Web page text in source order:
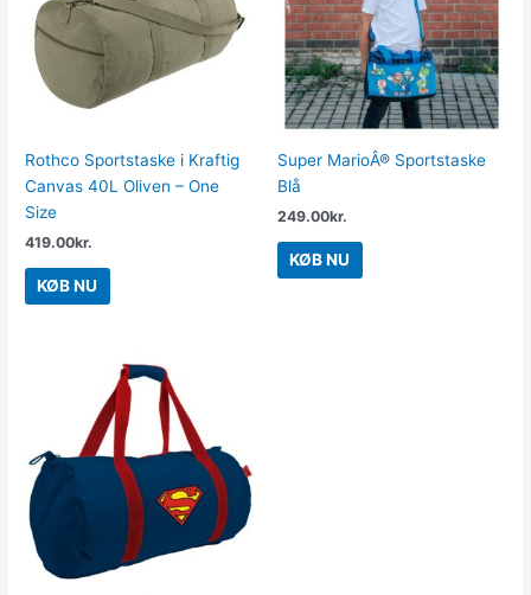
Rothco Sportstaske i Kraftig
Canvas 40L Oliven – One
Size
419.00kr.
KØB NU
Super MarioÂ® Sportstaske
Blå
249.00kr.
KØB NU